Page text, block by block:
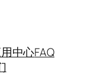
中心FAQ